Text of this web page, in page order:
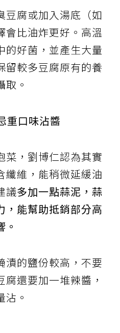
豆腐或加入湯底（如
會比油炸更好。高溫
的好菌，並產生大量
留較多豆腐原有的養
。
重口味沾醬
菜，劉博仁認為其實
纖維，能稍微延緩油
議多加一點蒜泥，蒜
，能幫助抵銷部分高
漬的鹽份較高，不要
還要加一堆辣醬，
。